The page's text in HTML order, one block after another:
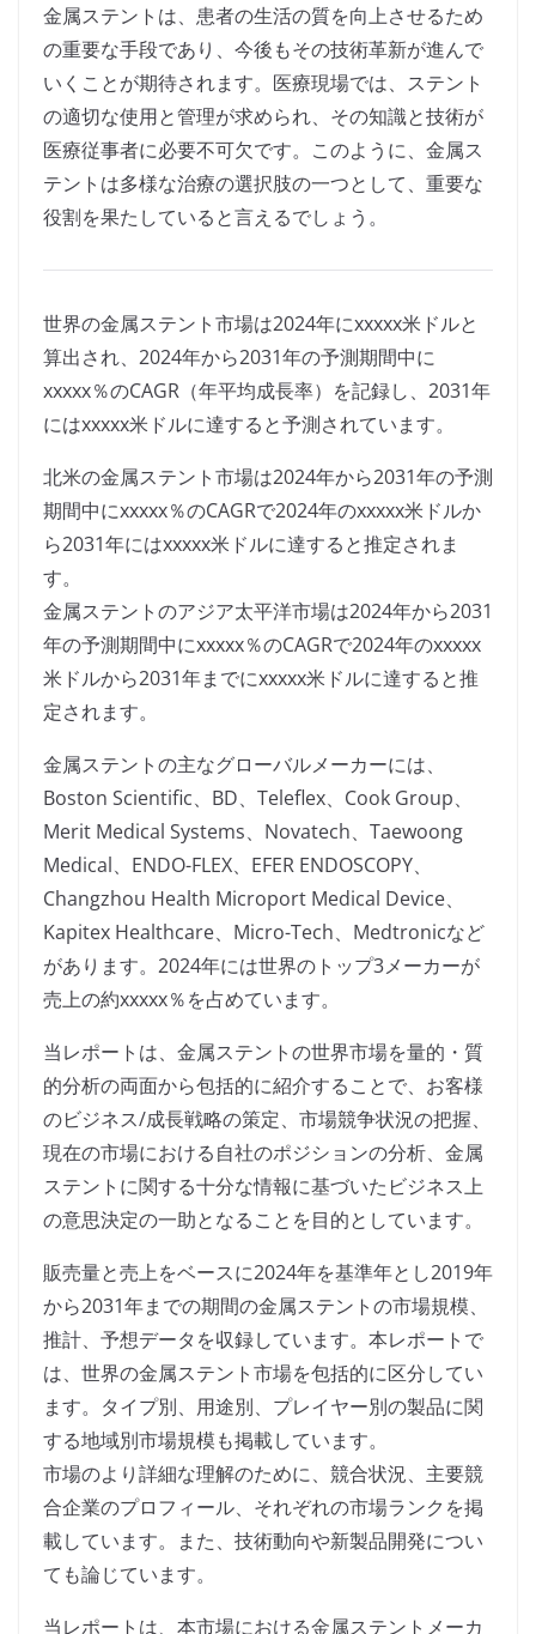
金属ステントは、患者の生活の質を向上させるため
の重要な手段であり、今後もその技術革新が進んで
いくことが期待されます。医療現場では、ステント
の適切な使用と管理が求められ、その知識と技術が
医療従事者に必要不可欠です。このように、金属ス
テントは多様な治療の選択肢の一つとして、重要な
役割を果たしていると言えるでしょう。
世界の金属ステント市場は2024年にxxxxx米ドルと
算出され、2024年から2031年の予測期間中に
xxxxx％のCAGR（年平均成長率）を記録し、2031年
にはxxxxx米ドルに達すると予測されています。
北米の金属ステント市場は2024年から2031年の予測
期間中にxxxxx％のCAGRで2024年のxxxxx米ドルか
ら2031年にはxxxxx米ドルに達すると推定されま
す。
金属ステントのアジア太平洋市場は2024年から2031
年の予測期間中にxxxxx％のCAGRで2024年のxxxxx
米ドルから2031年までにxxxxx米ドルに達すると推
定されます。
金属ステントの主なグローバルメーカーには、
Boston Scientific、BD、Teleflex、Cook Group、
Merit Medical Systems、Novatech、Taewoong
Medical、ENDO-FLEX、EFER ENDOSCOPY、
Changzhou Health Microport Medical Device、
Kapitex Healthcare、Micro-Tech、Medtronicなど
があります。2024年には世界のトップ3メーカーが
売上の約xxxxx％を占めています。
当レポートは、金属ステントの世界市場を量的・質
的分析の両面から包括的に紹介することで、お客様
のビジネス/成長戦略の策定、市場競争状況の把握、
現在の市場における自社のポジションの分析、金属
ステントに関する十分な情報に基づいたビジネス上
の意思決定の一助となることを目的としています。
販売量と売上をベースに2024年を基準年とし2019年
から2031年までの期間の金属ステントの市場規模、
推計、予想データを収録しています。本レポートで
は、世界の金属ステント市場を包括的に区分してい
ます。タイプ別、用途別、プレイヤー別の製品に関
する地域別市場規模も掲載しています。
市場のより詳細な理解のために、競合状況、主要競
合企業のプロフィール、それぞれの市場ランクを掲
載しています。また、技術動向や新製品開発につい
ても論じています。
当レポートは、本市場における金属ステントメーカ